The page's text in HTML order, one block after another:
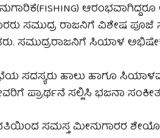
ಸಮುದ್ರ ರಾಜನಿಗೆ ವಿಶೇಷ ಪೂಜೆ
ಸಮುದ್ರರಾಜನಿಗೆ ಸಿಯಾಳ
ಸದಸ್ಯರು ಹಾಲು ಹಾಗೂ
ಪ್ರಾರ್ಥನೆ ಸಲ್ಲಿಸಿ ಭಜನಾ
ಸಮಸ್ತ ಮೀನುಗಾರರ